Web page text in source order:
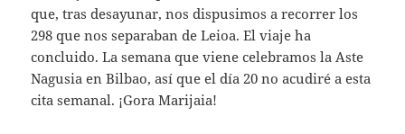
que, tras desayunar, nos dispusimos a recorrer los
298 que nos separaban de Leioa. El viaje ha
concluido. La semana que viene celebramos la Aste
Nagusia en Bilbao, así que el día 20 no acudiré a esta
cita semanal. ¡Gora Marijaia!